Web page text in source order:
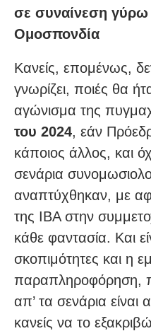
σε συναίνεση γύρω
Ομοσπονδία
Κανείς, επομένως,
γνωρίζει, ποιές θα
αγώνισμα της
του 2024, εάν
κάποιος άλλος, και
σενάρια
αναπτύχθηκαν, με
της IBA στην
κάθε φαντασία. Και
σκοπιμότητες και η
παραπληροφόρηση,
απ’ τα σενάρια είναι
κανείς να το